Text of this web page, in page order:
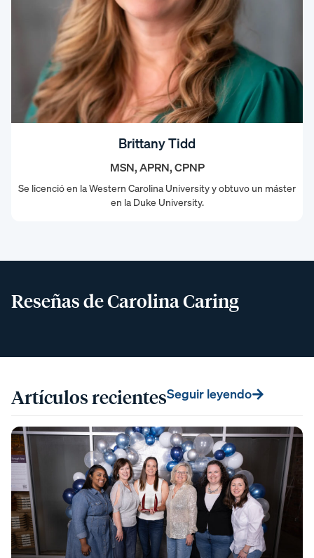
Brittany Tidd
MSN, APRN, CPNP
Se licenció en la Western Carolina University y obtuvo un máster
en la Duke University.
Reseñas de Carolina Caring
Artículos recientesSeguir leyendo